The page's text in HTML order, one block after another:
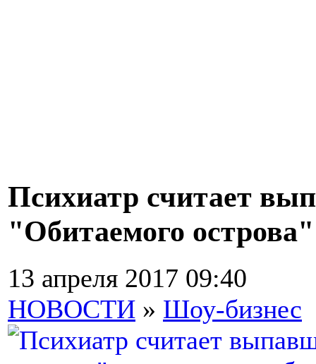
Психиатр считает
"Обитаемого
13 апреля 2017 09:40
НОВОСТИ » Шоу-бизнес